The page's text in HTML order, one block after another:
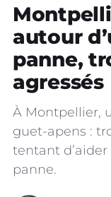
autour
panne,
agressés
À Montpellier,
guet-apens :
tentant
panne.